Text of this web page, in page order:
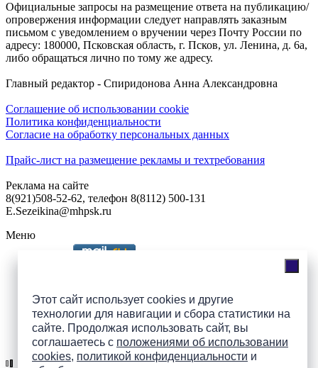
Этот сайт использует cookies и другие
технологии для навигации и сбора статистики на
сайте. Продолжая использовать сайт, вы
соглашаетесь с положениями об использовании
cookies, политикой конфиденциальности и
Официальные запросы на размещение ответа на публикацию/
опровержения информации следует направлять заказным
письмом с уведомлением о вручении через Почту России по
адресу: 180000, Псковская область, г. Псков, ул. Ленина, д. 6а,
либо обращаться лично по тому же адресу.
Главный редактор - Спиридонова Анна Александровна
Соглашение об использовании cookie
Политика конфиденциальности
Согласие на обработку персональных данных
Прайс-лист на размещение рекламы и техтребования
Реклама на сайте
8(921)508-52-62, телефон 8(8112) 500-131
E.Sezeikina@mhpsk.ru
Меню
Подпишись на группы
ПАИ в соцсетях!